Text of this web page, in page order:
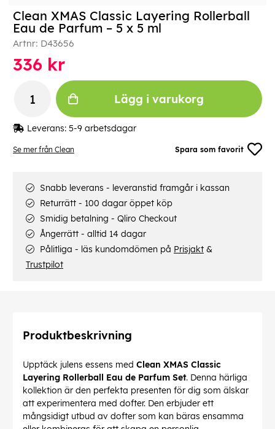
Se mer från Clean Spara som favorit
Clean XMAS Classic Layering Rollerball
Eau de Parfum – 5 x 5 ml
Artnr: D43656
336 kr
Lägg i varukorg
Leverans: 5-9 arbetsdagar
Snabb leverans - leveranstid framgår i kassan
Returrätt - 100 dagar öppet köp
Smidig betalning - Qliro Checkout
Ångerrätt - alltid 14 dagar
Pålitliga - läs kundomdömen på Prisjakt &
Trustpilot
Produktbeskrivning
Upptäck julens essens med Clean XMAS Classic
Layering Rollerball Eau de Parfum Set. Denna härliga
kollektion är den perfekta presenten för dig som älskar
att experimentera med dofter. Den erbjuder ett
mångsidigt utbud av dofter som kan bäras ensamma